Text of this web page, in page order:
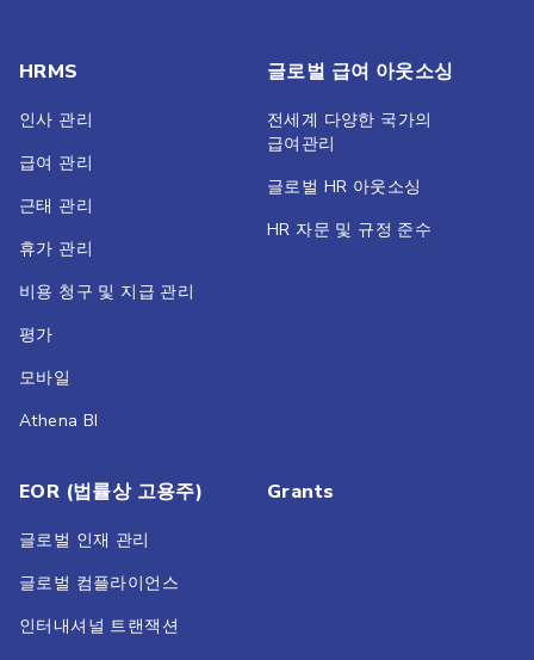
HRMS
인사 관리
급여 관리
근태 관리
휴가 관리
비용 청구 및 지급 관리
평가
모바일
Athena BI
글로벌 급여 아웃소싱
전세계 다양한 국가의
급여관리
글로벌 HR 아웃소싱
HR 자문 및 규정 준수
EOR (법률상 고용주)
글로벌 인재 관리
글로벌 컴플라이언스
인터내셔널 트랜잭션
Grants